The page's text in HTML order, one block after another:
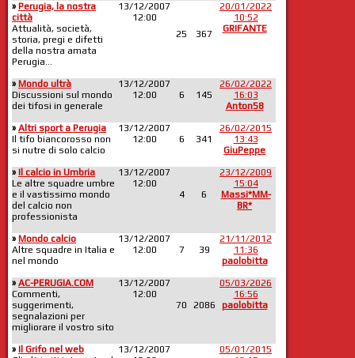
» Perugia, la nostra
città
Attualità, società,
storia, pregi e difetti
della nostra amata
Perugia...
13/12/2007
12:00
25
367
20/01/2022
10:52
GRIFANTE
» Mondo ultrà
Discussioni sul mondo
dei tifosi in generale
13/12/2007
12:00
6 145
26/02/2022
16:03
Anton58
» Altri sport a Perugia
Il tifo biancorosso non
si nutre di solo calcio
13/12/2007
12:00
6 341
26/02/2015
13:43
GiuPeppe
» Il calcio in Umbria
Le altre squadre umbre
e il vastissimo mondo
del calcio non
professionista
13/12/2007
12:00
4
6
23/12/2009
15:04
Massi*MM-
BR*
» Mondo calcio
Altre squadre in Italia e
nel mondo
13/12/2007
12:00
7 39
21/11/2012
11:36
paolobitta
» AC-PERUGIA.COM
Commenti,
suggerimenti,
segnalazioni per
migliorare il vostro sito
13/12/2007
12:00
70
2086
05/03/2026
16:56
paolobitta
» Il Grifo nel web
13/12/2007
05/01/2015